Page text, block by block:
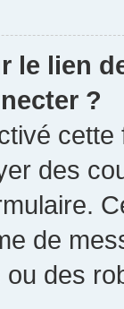
le lien
?
des
de
des